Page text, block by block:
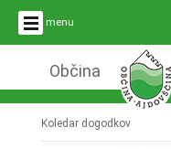
menu
Občina
Koledar dogodkov